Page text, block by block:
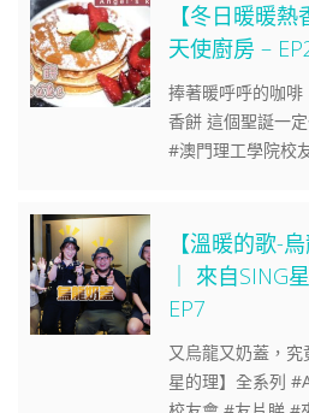
【冬日暖暖熱
天使廚房 –
捧著暖呼呼的咖
香餅 這個聖誕一
#澳門理工學院校
【溫暖的歌-烏
｜ 來自SING
EP7
又烏龍又奶蓋，
星的理】全系列